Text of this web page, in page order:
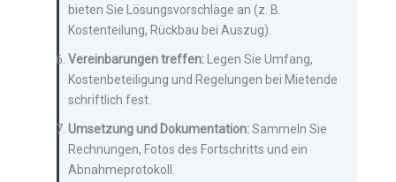
bieten Sie Lösungsvorschläge an (z. B.
Kostenteilung, Rückbau bei Auszug).
Vereinbarungen treffen: Legen Sie Umfang,
Kostenbeteiligung und Regelungen bei Mietende
schriftlich fest.
Umsetzung und Dokumentation:Sammeln Sie
Rechnungen, Fotos des Fortschritts und ein
Abnahmeprotokoll.